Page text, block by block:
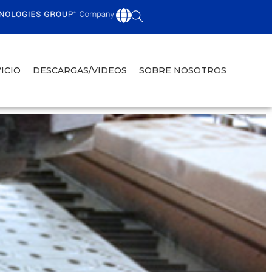
DESCARGAS/VIDEOS SOBRE NOSOTROS